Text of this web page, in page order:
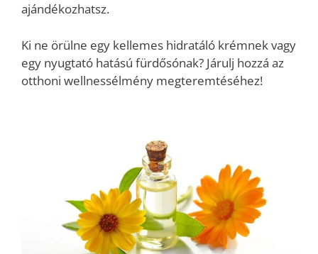
ajándékozhatsz.
Ki ne örülne egy kellemes hidratáló krémnek vagy
egy nyugtató hatású fürdősónak? Járulj hozzá az
otthoni wellnessélmény megteremtéséhez!